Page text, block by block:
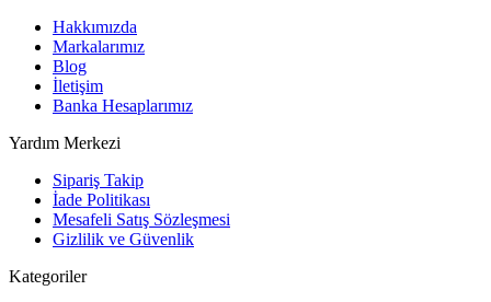
Hakkımızda
Markalarımız
Blog
İletişim
Banka Hesaplarımız
Yardım Merkezi
Sipariş Takip
İade Politikası
Mesafeli Satış Sözleşmesi
Gizlilik ve Güvenlik
Kategoriler